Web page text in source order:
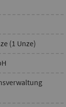
(1 Unze)